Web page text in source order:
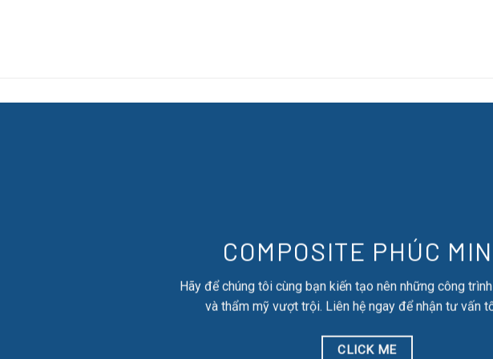
COMPOSITE PHÚC
Hãy để chúng tôi cùng bạn kiến tạo nên những công
và thẩm mỹ vượt trội. Liên hệ ngay để nhận tư vấn
CLICK ME